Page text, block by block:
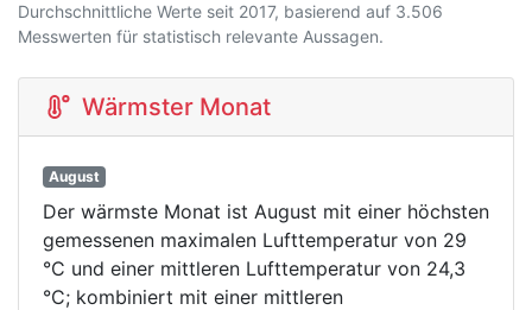
Durchschnittliche Werte seit 2017, basierend auf 3.506
Messwerten für statistisch relevante Aussagen.
Wärmster Monat
August
Der wärmste Monat ist August mit einer höchsten
gemessenen maximalen Lufttemperatur von 29
°C und einer mittleren Lufttemperatur von 24,3
°C; kombiniert mit einer mittleren